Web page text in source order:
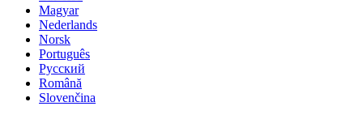
Magyar
Nederlands
Norsk
Português
Русский
Română
Slovenčina